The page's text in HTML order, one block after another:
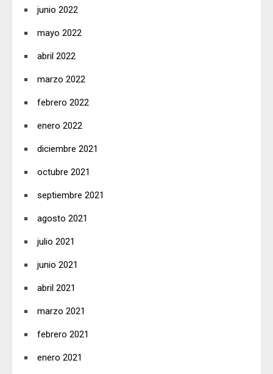
junio 2022
mayo 2022
abril 2022
marzo 2022
febrero 2022
enero 2022
diciembre 2021
octubre 2021
septiembre 2021
agosto 2021
julio 2021
junio 2021
abril 2021
marzo 2021
febrero 2021
enero 2021